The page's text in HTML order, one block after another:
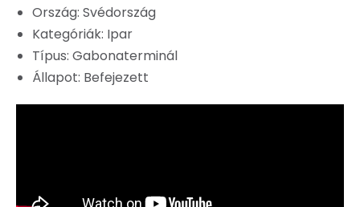
Ország: Svédország
Kategóriák: Ipar
Típus: Gabonaterminál
Állapot: Befejezett